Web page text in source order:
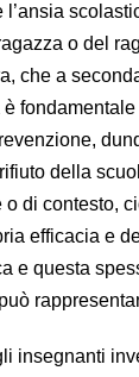
o del
che a
è
della
di contesto,
efficacia e
e questa
insegnanti